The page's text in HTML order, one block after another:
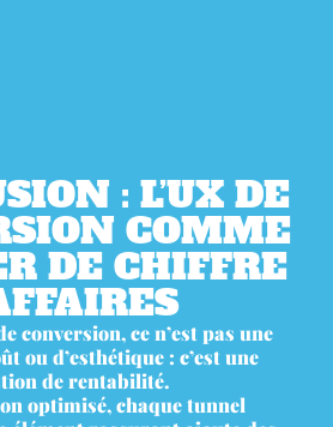
: L’UX DE
COMME
DE CHIFFRE
conversion, ce n’est pas une
ou d’esthétique : c’est une
de rentabilité.
optimisé, chaque tunnel